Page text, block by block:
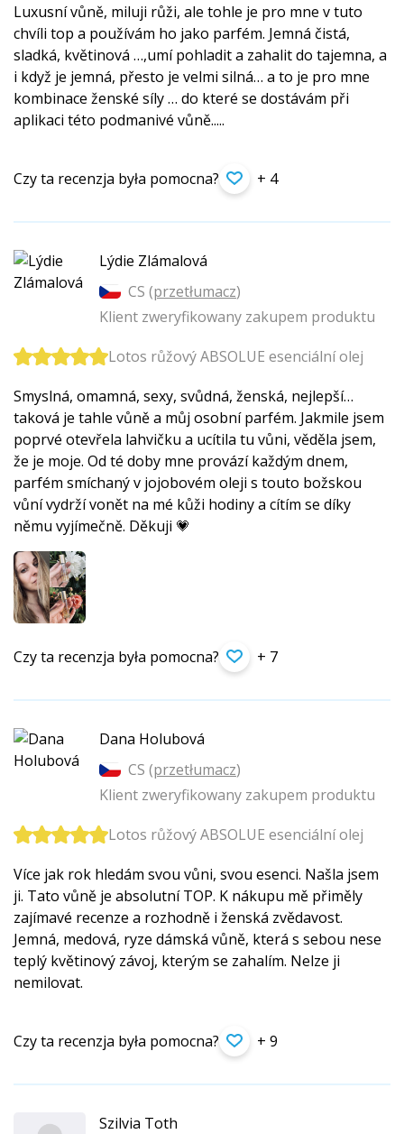
Luxusní vůně, miluji růži, ale tohle je pro mne v tuto
chvíli top a používám ho jako parfém. Jemná čistá,
sladká, květinová …,umí pohladit a zahalit do tajemna, a
i když je jemná, přesto je velmi silná… a to je pro mne
kombinace ženské síly … do které se dostávám při
aplikaci této podmanivé vůně.....
Czy ta recenzja była pomocna? + 4
Lýdie Zlámalová
CS (przetłumacz)
Klient zweryfikowany zakupem produktu
Lotos růžový ABSOLUE esenciální olej
Smyslná, omamná, sexy, svůdná, ženská, nejlepší…
taková je tahle vůně a můj osobní parfém. Jakmile jsem
poprvé otevřela lahvičku a ucítila tu vůni, věděla jsem,
že je moje. Od té doby mne provází každým dnem,
parfém smíchaný v jojobovém oleji s touto božskou
vůní vydrží vonět na mé kůži hodiny a cítím se díky
němu vyjímečně. Děkuji 💗
Czy ta recenzja była pomocna? + 7
Dana Holubová
CS (przetłumacz)
Klient zweryfikowany zakupem produktu
Lotos růžový ABSOLUE esenciální olej
Více jak rok hledám svou vůni, svou esenci. Našla jsem
ji. Tato vůně je absolutní TOP. K nákupu mě přiměly
zajímavé recenze a rozhodně i ženská zvědavost.
Jemná, medová, ryze dámská vůně, která s sebou nese
teplý květinový závoj, kterým se zahalím. Nelze ji
nemilovat.
Czy ta recenzja była pomocna? + 9
Szilvia Toth